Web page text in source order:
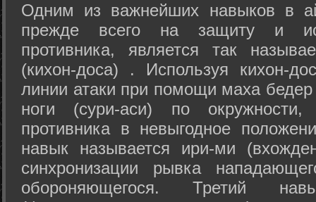
Одним из важнейших навыков в
прежде всего на защиту и
противника, является так
(кихон-доса) . Используя кихон-
линии атаки при помощи маха
ноги (сури-аси) по
противника в невыгодное
навык называется ири-ми
синхронизации рывка
обороняющегося. Третий